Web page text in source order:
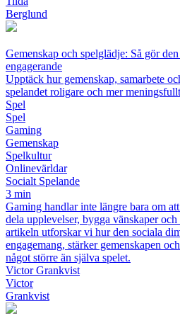
Berglund
Gemenskap och spelglädje: Så gör
engagerande
Upptäck hur gemenskap, samarbete
spelandet roligare och mer
Spel
Spel
Gaming
Gemenskap
Spelkultur
Onlinevärldar
Socialt Spelande
3 min
Gaming handlar inte längre bara om
dela upplevelser, bygga vänskaper
artikeln utforskar vi hur den sociala
engagemang, stärker gemenskapen
något större än själva spelet.
Victor Grankvist
Victor
Grankvist